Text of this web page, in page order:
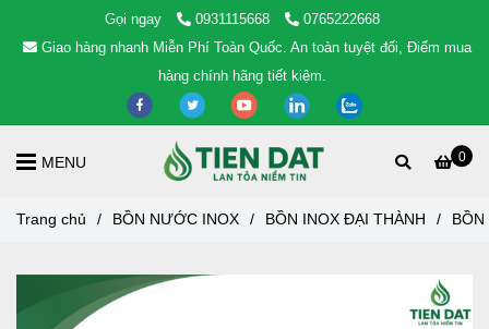
Gọi ngay 0931115668
0765222668
Giao hàng nhanh Miễn Phí Toàn Quốc. An toàn tuyệt đối, Điểm mua
hàng chính hãng tiết kiệm.
0
MENU
Trang chủ / BỒN NƯỚC INOX / BỒN INOX ĐẠI THÀNH /